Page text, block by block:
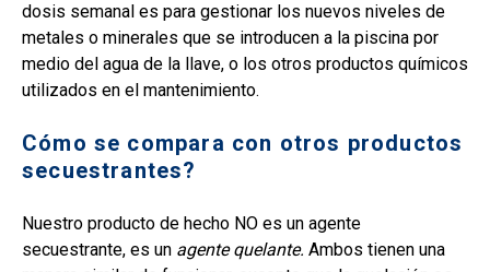
dosis semanal es para gestionar los nuevos niveles de
metales o minerales que se introducen a la piscina por
medio del agua de la llave, o los otros productos químicos
utilizados en el mantenimiento.
Cómo se compara con otros productos
secuestrantes?
Nuestro producto de hecho NO es un agente
secuestrante, es un agente quelante. Ambos tienen una